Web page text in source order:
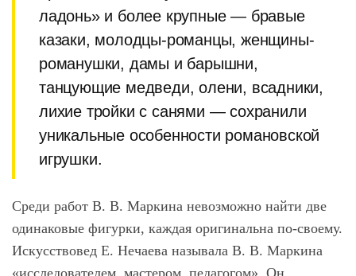
ладонь» и более крупные ― бравые
казаки, молодцы-романцы, женщины-
романушки, дамы и барышни,
танцующие медведи, олени, всадники,
лихие тройки с санями ― сохранили
уникальные особенности романовской
игрушки.
Среди работ В. В. Маркина невозможно найти две
одинаковые фигурки, каждая оригинальна по-своему.
Искусствовед Е. Нечаева называла В. В. Маркина
«исследователем, мастером, педагогом». Он